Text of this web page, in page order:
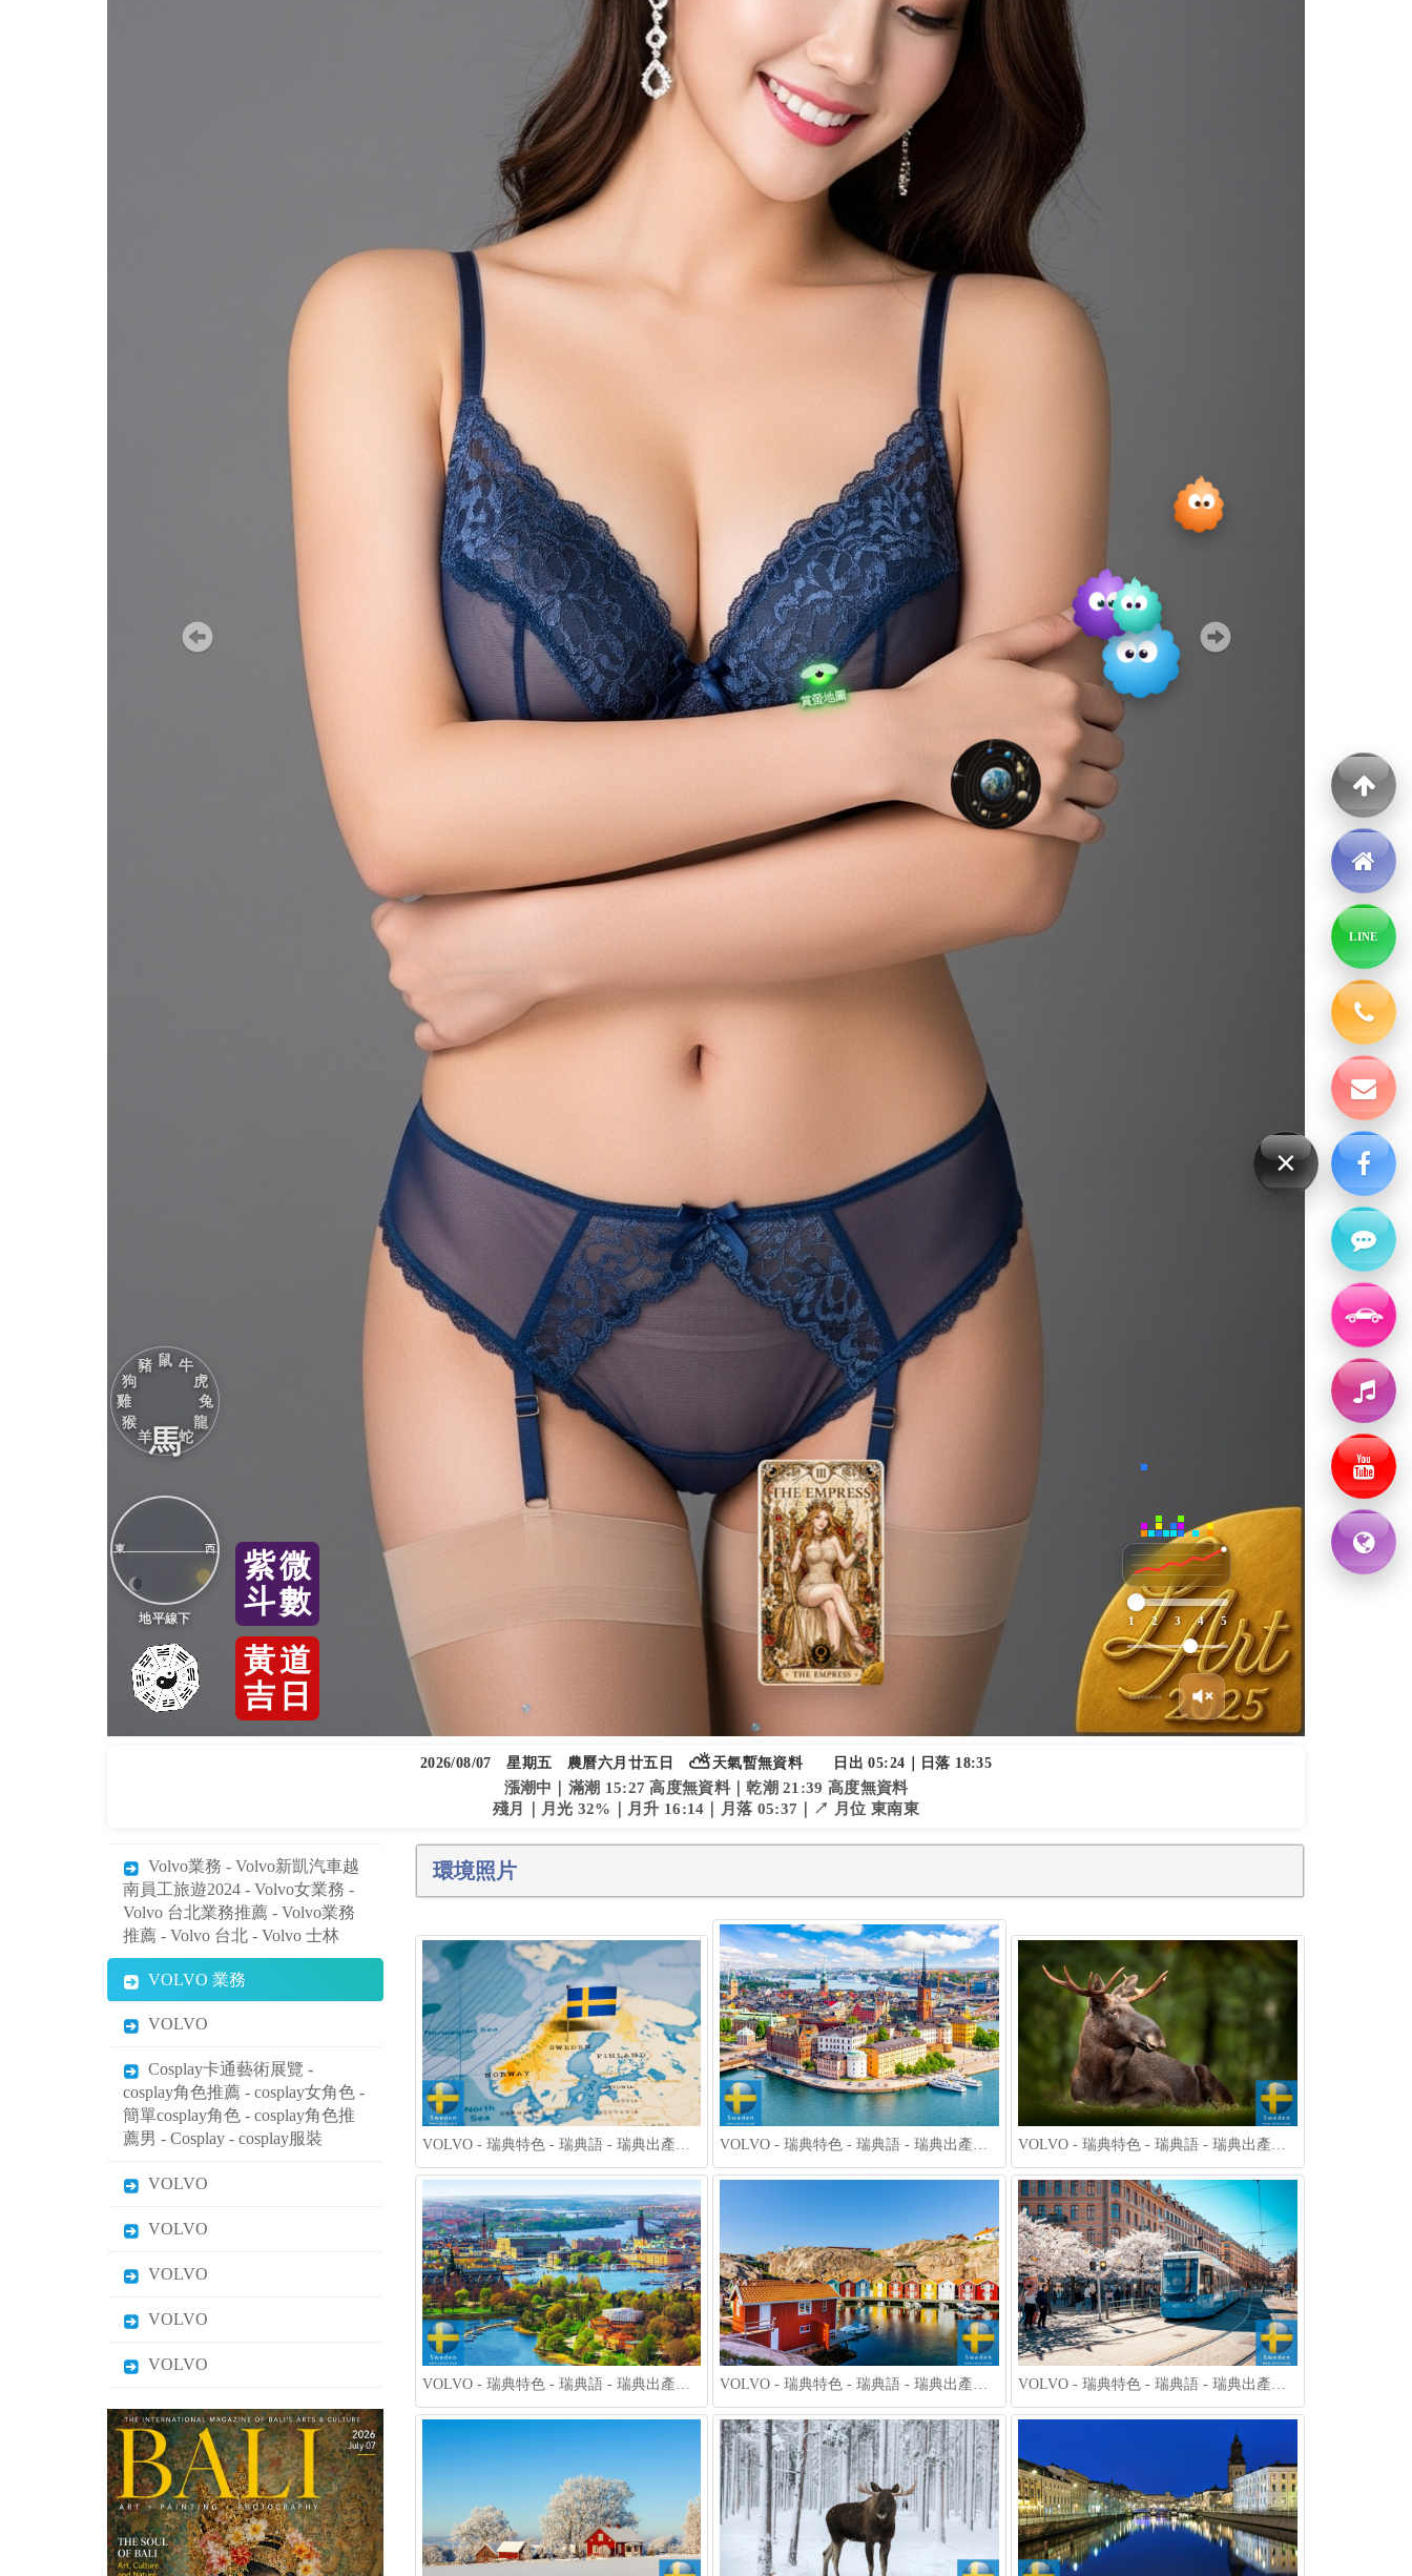
斗數
黃道
吉日
1 2 3 4 5
龍
蛇
馬
羊
猴
地平線下
2026/08/07
漲潮中｜滿潮 15:27 高度無資料｜乾潮 21:39 高度無資料
殘月｜月光 32%｜月升 16:14｜月落 05:37｜↗ 月位 東南東
推薦 - Volvo 台北 - Volvo 士林
VOLVO 業務
VOLVO
Cosplay卡通藝術展覽 -
cosplay角色推薦 - cosplay女角色 -
薦男 - Cosplay - cosplay服裝
VOLVO
環境照片
VOLVO - 瑞典特色 - 瑞典語 - 瑞典出產什麼 - 瑞典面積台灣 - 瑞典介紹 - 瑞典人英文 - 瑞典地圖 001 VOLVO - 瑞典特色 - 瑞典語 - 瑞典出產什麼 - 瑞典面積台灣 - 瑞典介紹 - 瑞典人英文 - 瑞典地圖 002 VOLVO - 瑞典特色 - 瑞典語 - 瑞典出產什麼 - 瑞典面積台灣 - 瑞典介紹 - 瑞典人英文 - 瑞典地圖 005
VOLVO - 瑞典特色 - 瑞典語 - 瑞典出產什麼 - 瑞典面積台灣 - 瑞典介紹 - 瑞典人英文 - 瑞典地圖 004 VOLVO - 瑞典特色 - 瑞典語 - 瑞典出產什麼 - 瑞典面積台灣 - 瑞典介紹 - 瑞典人英文 - 瑞典地圖 006 VOLVO - 瑞典特色 - 瑞典語 - 瑞典出產什麼 - 瑞典面積台灣 - 瑞典介紹 - 瑞典人英文 - 瑞典地圖 003
VOLVO - 瑞典特色 - 瑞典語 - 瑞典出產什麼 - 瑞典面積台灣 - 瑞典介紹 - 瑞典人英文 - 瑞典地圖 007 VOLVO - 瑞典特色 - 瑞典語 - 瑞典出產什麼 - 瑞典面積台灣 - 瑞典介紹 - 瑞典人英文 - 瑞典地圖 009 VOLVO - 瑞典特色 - 瑞典語 - 瑞典出產什麼 - 瑞典面積台灣 - 瑞典介紹 - 瑞典人英文 - 瑞典地圖 010
LINE
×